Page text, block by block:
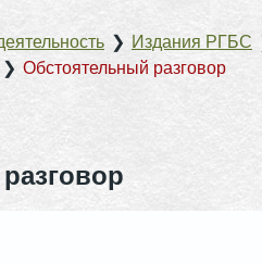
❯ Издания РГБС
❯ Обстоятельный разговор